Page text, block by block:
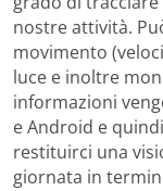
nostre attività.
movimento
luce e inoltre
informazioni
e Android e
restituirci una
giornata in